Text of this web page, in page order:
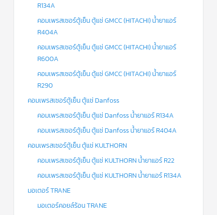
R134A
คอมเพรสเซอร์ตู้เย็น ตู้แช่ GMCC (HITACHI) น้ำยาแอร์
R404A
คอมเพรสเซอร์ตู้เย็น ตู้แช่ GMCC (HITACHI) น้ำยาแอร์
R600A
คอมเพรสเซอร์ตู้เย็น ตู้แช่ GMCC (HITACHI) น้ำยาแอร์
R290
คอมเพรสเซอร์ตู้เย็น ตู้แช่ Danfoss
คอมเพรสเซอร์ตู้เย็น ตู้แช่ Danfoss น้ำยาแอร์ R134A
คอมเพรสเซอร์ตู้เย็น ตู้แช่ Danfoss น้ำยาแอร์ R404A
คอมเพรสเซอร์ตู้เย็น ตู้แช่ KULTHORN
คอมเพรสเซอร์ตู้เย็น ตู้แช่ KULTHORN น้ำยาแอร์ R22
คอมเพรสเซอร์ตู้เย็น ตู้แช่ KULTHORN น้ำยาแอร์ R134A
มอเตอร์ TRANE
มอเตอร์คอยล์ร้อน TRANE